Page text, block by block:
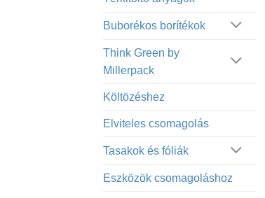
Buborékos borítékok
Think Green by
Millerpack
Költözéshez
Elviteles csomagolás
Tasakok és fóliák
Eszközök csomagoláshoz